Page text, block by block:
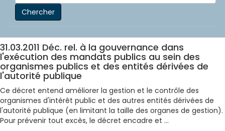
Chercher
31.03.2011 Déc. rel. à la gouvernance dans
l'exécution des mandats publics au sein des
organismes publics et des entités dérivées de
l'autorité publique
Ce décret entend améliorer la gestion et le contrôle des
organismes d'intérêt public et des autres entités dérivées de
l'autorité publique (en limitant la taille des organes de gestion).
Pour prévenir tout excès, le décret encadre et ...